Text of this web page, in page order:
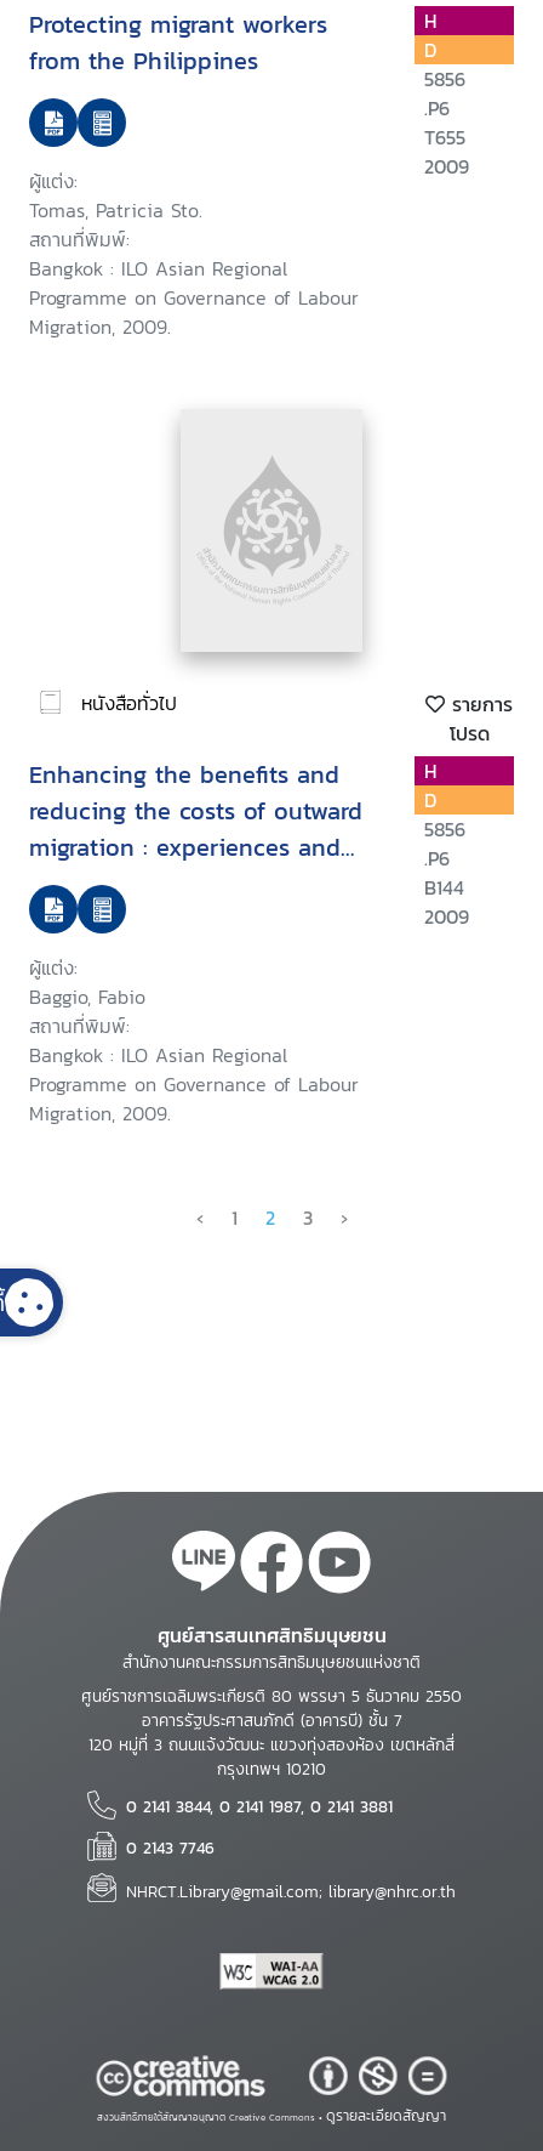
Protecting migrant workers
from the Philippines
ผู้แต่ง:
Tomas, Patricia Sto.
สถานที่พิมพ์:
Bangkok : ILO Asian Regional
Programme on Governance of Labour
Migration, 2009.
H
D
5856
.P6
T655
2009
หนังสือทั่วไป
รายการ
โปรด
Enhancing the benefits and
reducing the costs of outward
migration : experiences and
perspectives from the
Philippines
ผู้แต่ง:
Baggio, Fabio
สถานที่พิมพ์:
Bangkok : ILO Asian Regional
Programme on Governance of Labour
Migration, 2009.
H
D
5856
.P6
B144
2009
‹ 1 2 3 ›
ศูนย์สารสนเทศสิทธิมนุษยชน
สำนักงานคณะกรรมการสิทธิมนุษยชนแห่งชาติ
ศูนย์ราชการเฉลิมพระเกียรติ 80 พรรษา 5 ธันวาคม 2550
อาคารรัฐประศาสนภักดี (อาคารบี) ชั้น 7
120 หมู่ที่ 3 ถนนแจ้งวัฒนะ แขวงทุ่งสองห้อง เขตหลักสี่
กรุงเทพฯ 10210
0 2141 3844, 0 2141 1987, 0 2141 3881
0 2143 7746
NHRCT.Library@gmail.com; library@nhrc.or.th
สงวนสิทธิ์ภายใต้สัญญาอนุญาต Creative Commons • ดูรายละเอียดสัญญา